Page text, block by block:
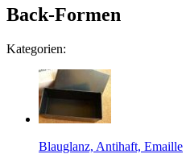
Back-Formen
Kategorien:
Blauglanz, Antihaft, Emaille